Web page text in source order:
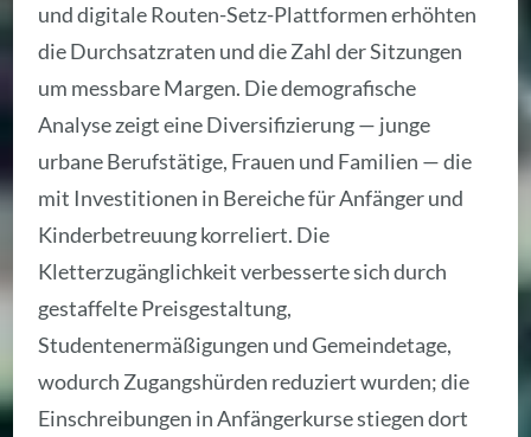
und digitale Routen-Setz-Plattformen erhöhten
die Durchsatzraten und die Zahl der Sitzungen
um messbare Margen. Die demografische
Analyse zeigt eine Diversifizierung — junge
urbane Berufstätige, Frauen und Familien — die
mit Investitionen in Bereiche für Anfänger und
Kinderbetreuung korreliert. Die
Kletterzugänglichkeit verbesserte sich durch
gestaffelte Preisgestaltung,
Studentenermäßigungen und Gemeindetage,
wodurch Zugangshürden reduziert wurden; die
Einschreibungen in Anfängerkurse stiegen dort